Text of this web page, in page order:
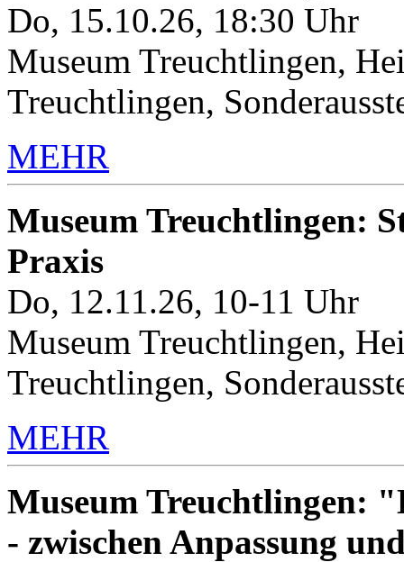
Do, 15.10.26, 18:30 Uhr
Museum Treuchtlingen,
Treuchtlingen,
MEHR
Museum Treuchtlingen:
Praxis
Do, 12.11.26, 10-11 Uhr
Museum Treuchtlingen,
Treuchtlingen,
MEHR
Museum Treuchtlingen:
- zwischen Anpassung